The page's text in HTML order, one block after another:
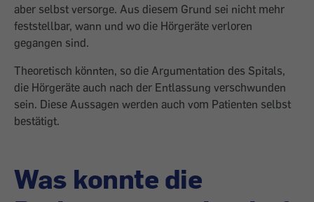
aber selbst versorge. Aus diesem Grund sei nicht mehr
feststellbar, wann und wo die Hörgeräte verloren
gegangen sind.
Theoretisch könnten, so die Argumentation des Spitals,
die Hörgeräte auch nach der Entlassung verschwunden
sein. Diese Aussagen werden auch vom Patienten selbst
bestätigt.
Was konnte die